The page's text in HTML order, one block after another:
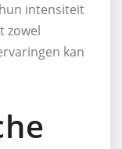
intensiteit
zowel
kan